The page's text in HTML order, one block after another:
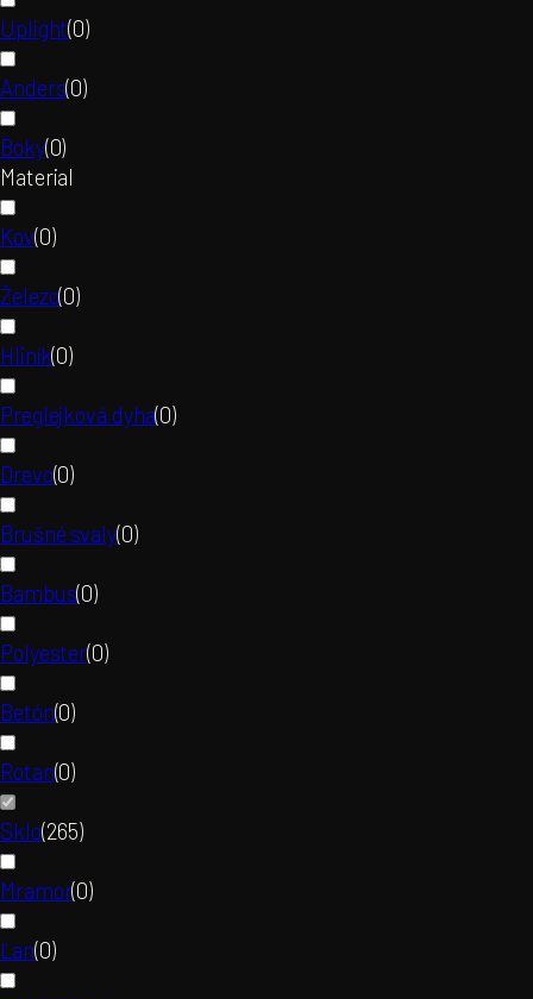
Uplight(0)
Anders(0)
Boky(0)
Material
Kov(0)
Železo(0)
Hliník(0)
Preglejková dyha(0)
Drevo(0)
Brušné svaly(0)
Bambus(0)
Polyester(0)
Betón(0)
Rotan(0)
Sklo(265)
Mramor(0)
Ľan(0)